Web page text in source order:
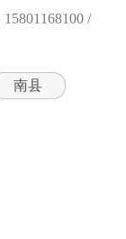
15801168100 /
南县